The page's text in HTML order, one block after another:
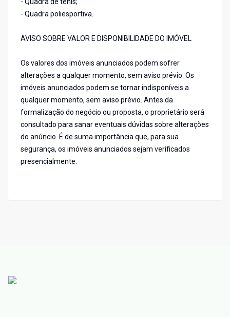
- Quadra de tênis;
- Quadra poliesportiva.
AVISO SOBRE VALOR E DISPONIBILIDADE DO IMÓVEL
Os valores dos imóveis anunciados podem sofrer
alterações a qualquer momento, sem aviso prévio. Os
imóveis anunciados podem se tornar indisponíveis a
qualquer momento, sem aviso prévio. Antes da
formalização do negócio ou proposta, o proprietário será
consultado para sanar eventuais dúvidas sobre alterações
do anúncio. É de suma importância que, para sua
segurança, os imóveis anunciados sejam verificados
presencialmente.